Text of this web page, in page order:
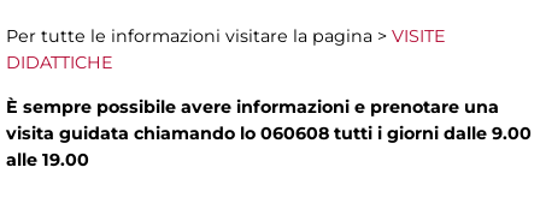
Per tutte le informazioni visitare la pagina > VISITE
DIDATTICHE
È sempre possibile avere informazioni e prenotare una
visita guidata chiamando lo 060608 tutti i giorni dalle 9.00
alle 19.00